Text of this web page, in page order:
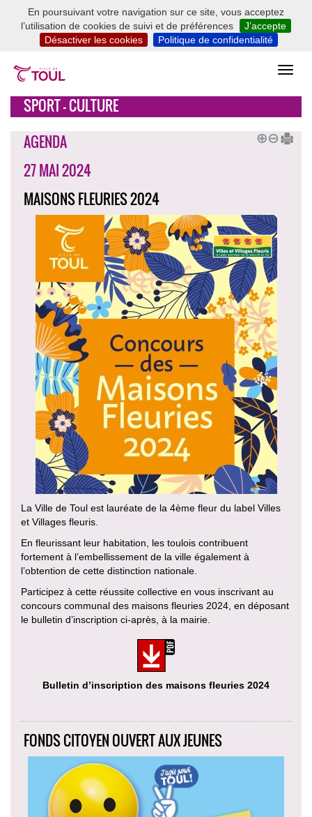
En poursuivant votre navigation sur ce site, vous acceptez
l’utilisation de cookies de suivi et de préférences
J’accepte
Désactiver les cookies
Politique de confidentialité
SPORT - CULTURE
AGENDA
27 MAI 2024
MAISONS FLEURIES 2024
La Ville de Toul est lauréate de la 4ème fleur du label Villes
et Villages fleuris.
En fleurissant leur habitation, les toulois contribuent
fortement à l’embellissement de la ville également à
l’obtention de cette distinction nationale.
Participez à cette réussite collective en vous inscrivant au
concours communal des maisons fleuries 2024, en déposant
le bulletin d’inscription ci-après, à la mairie.
Bulletin d’inscription des maisons fleuries 2024
FONDS CITOYEN OUVERT AUX JEUNES